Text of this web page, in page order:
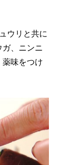
ウリと共に
、ニンニ
薬味をつけ